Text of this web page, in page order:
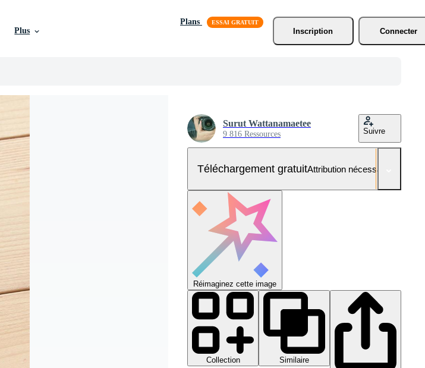
Plus
Plans
Inscription
Connecter
Surut Wattanamaetee
9 816 Ressources Suivre
Téléchargement gratuitAttribution nécessaire
Réimaginez cette image
Collection
Similaire